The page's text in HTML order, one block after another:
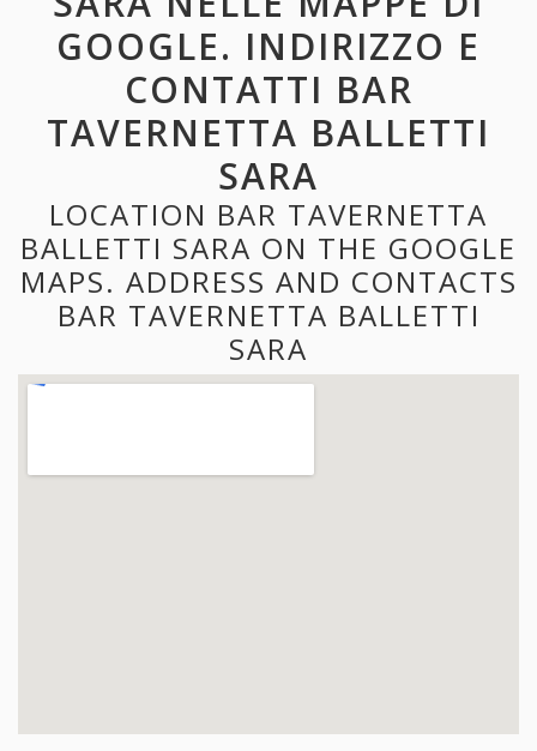
GOOGLE. INDIRIZZO E
CONTATTI BAR
TAVERNETTA BALLETTI
SARA
LOCATION BAR TAVERNETTA
BALLETTI SARA ON THE GOOGLE
MAPS. ADDRESS AND CONTACTS
BAR TAVERNETTA BALLETTI
SARA